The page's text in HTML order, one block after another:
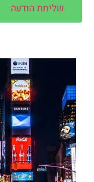
שליחת הודעה